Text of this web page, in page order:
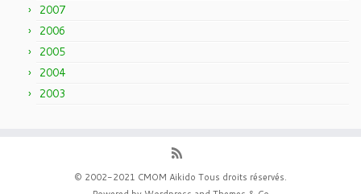
2007
2006
2005
2004
2003
© 2002-2021 CMOM Aikido Tous droits réservés.